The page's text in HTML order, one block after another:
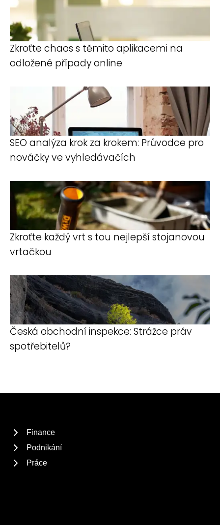
Zkroťte chaos s těmito aplikacemi na
odložené případy online
SEO analýza krok za krokem: Průvodce pro
nováčky ve vyhledávačích
Zkroťte každý vrt s tou nejlepší stojanovou
vrtačkou
Česká obchodní inspekce: Strážce práv
spotřebitelů?
Finance
Podnikání
Práce